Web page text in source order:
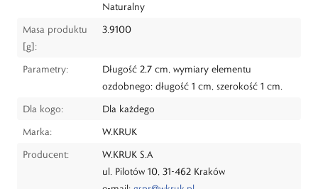
Naturalny
Masa produktu
[g]:
3.9100
Parametry:
Długość 2,7 cm, wymiary elementu
ozdobnego: długość 1 cm, szerokość 1 cm.
Dla kogo:
Dla każdego
Marka:
W.KRUK
Producent:
W.KRUK S.A
ul. Pilotów 10, 31-462 Kraków